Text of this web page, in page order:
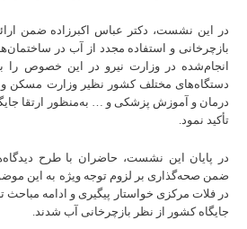
در این نشست، دکتر عباس اکبرزاده ضمن
بازچرخانی و استفاده مجدد از آب در
انجام‌شده در وزارت نیرو در این خصوص
دستگاه‌های مختلف کشور نظیر وزارت مسکن
درمان و آموزش پزشکی و … به‌منظور ارتقا
تأکید نمود.
در پایان این نشست، حاضران با طرح
ضمن صحه‌گذاری بر لزوم توجه ویژه به این
در فلات مرکزی خواستار پیگیری و ادامه مباحث
جایگاه کشور از نظر بازچرخانی آب شدند.